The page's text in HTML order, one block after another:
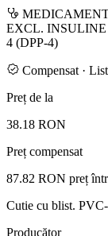
EXCL.
4 (DPP-4)
Compensat ·
Preț de la
38.18 RON
Preț compensat
87.82 RON preț
Cutie cu blist.
Producător